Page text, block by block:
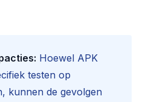
Hoewel APK
testen op
kunnen de gevolgen